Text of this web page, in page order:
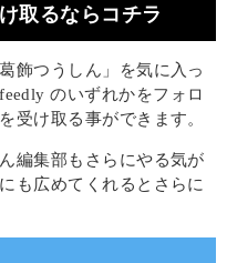
取るならコチラ
飾つうしん」を気に入っ
のいずれかをフォロ
受け取る事ができます。
編集部もさらにやる気が
も広めてくれるとさらに